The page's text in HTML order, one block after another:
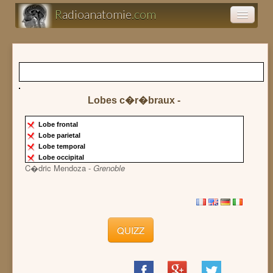
Radioanatomie.com
Atlas d'anatomie
Présentations
Clairance
Lobes c�r�braux -
Lobe frontal
Lobe parietal
Lobe temporal
Lobe occipital
C�dric Mendoza - Grenoble
QUIZZ
Share
Share
Share